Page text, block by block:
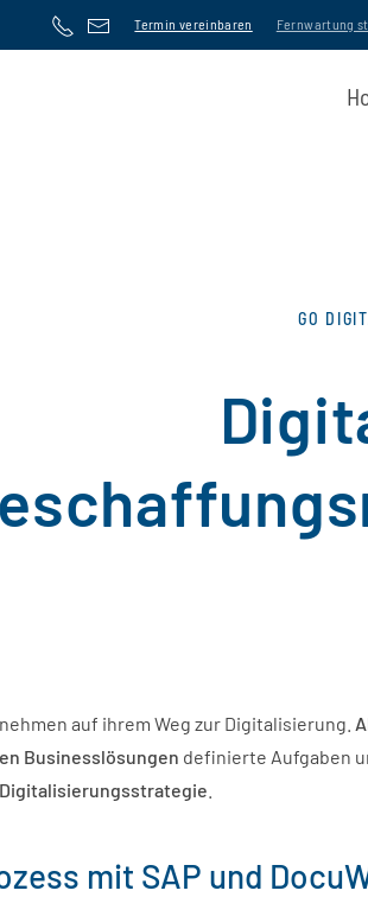
Termin vereinbaren Fernwartung
GO
auf ihrem Weg zur Digitalisierung.
Businesslösungen definierte Aufgaben
mit SAP und